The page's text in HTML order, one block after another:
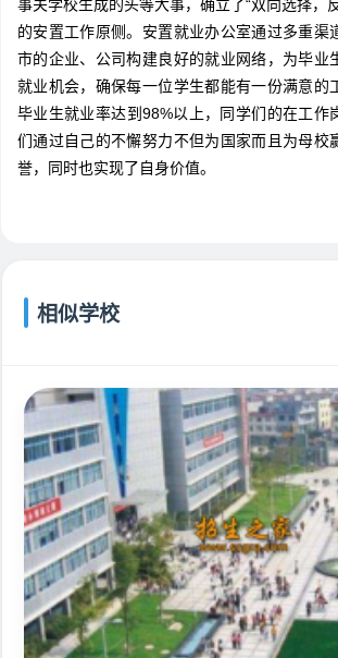
事关学校生成的头等大事，确立了“双向选择，
的安置工作原侧。安置就业办公室通过多重渠
市的企业、公司构建良好的就业网络，为毕业
就业机会，确保每一位学生都能有一份满意的
毕业生就业率达到98%以上，同学们的在工作
们通过自己的不懈努力不但为国家而且为母校
誉，同时也实现了自身价值。
相似学校